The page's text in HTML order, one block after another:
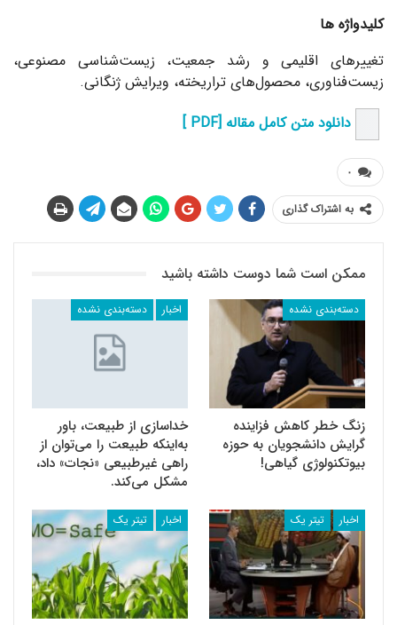
کلیدواژه ها
تغییرهای اقلیمی و رشد جمعیت، زیست‌شناسی مصنوعی،
زیست‌فناوری، محصول‌های تراریخته، ویرایش ژنگانی.
دانلود متن کامل مقاله [PDF ]
۰
به اشتراک گذاری
ممکن است شما دوست داشته باشید
دسته‌بندی نشده
زنگ خطر کاهش فزاینده
گرایش دانشجویان به حوزه
بیوتکنولوژی گیاهی!
اخبار دسته‌بندی نشده
خداسازی از طبیعت، باور
به‌‌اینکه طبیعت را می‌‌توان از
راهی غیرطبیعی «نجات» داد،
مشکل می‌‌کند.
اخبار تیتر یک اخبار تیتر یک